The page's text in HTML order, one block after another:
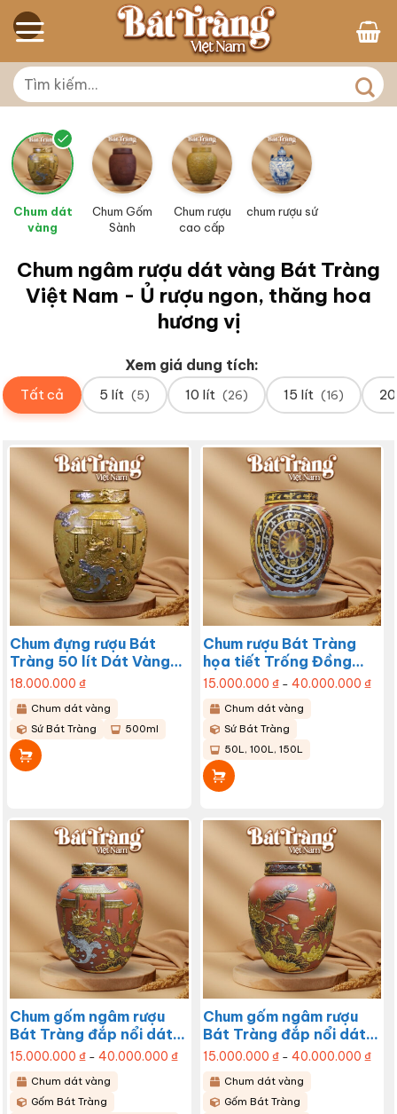
Skip
to
Tìm
kiếm:
Chum dát
vàng
Chum Gốm
Sành
Chum rượu
cao cấp
chum rượu sứ
Chum ngâm rượu dát vàng Bát Tràng
Việt Nam - Ủ rượu ngon, thăng hoa
hương vị
Xem giá dung tích:
Tất cả 5 lít (5) 10 lít (26) 15 lít (16)
Chum đựng rượu Bát
Tràng 50 lít Dát Vàng
Dát Bạc – Họa Tiết “Kim
Ngư Vượt Vũ Môn” đắp
nổi BT-CR34
18.000.000 ₫
Chum dát vàng
Sứ Bát Tràng
500ml
Chum rượu Bát Tràng
họa tiết Trống Đồng
khắc nổi dát vàng BT-
CR09
15.000.000 ₫ – 40.000.000 ₫giá:
Chum dát vàng
Sứ Bát Tràng
50L, 100L, 150L
Sản
phẩm
này
có
nhiều
biến
Các
phẩm
Chum gốm ngâm rượu
Bát Tràng đắp nổi dát
vàng cá chép hóa rồng
BT-CR08
15.000.000 ₫ – 40.000.000 ₫Khoảng
giá:
15.000.000 ₫
40.000.000 ₫
Chum dát vàng
Gốm Bát Tràng
Sản
phẩm
Chum gốm ngâm rượu
Bát Tràng đắp nổi dát
vàng sen chép BT-
CR07
15.000.000 ₫ – 40.000.000 ₫giá:
Chum dát vàng
Gốm Bát Tràng
Sản
phẩm